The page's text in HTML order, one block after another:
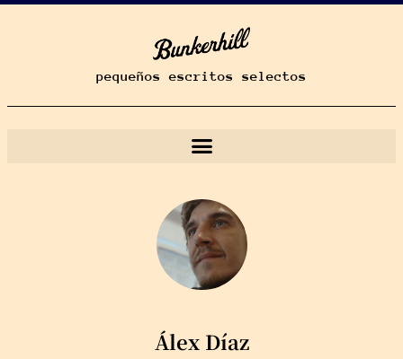
pequeños escritos selectos
Álex Díaz